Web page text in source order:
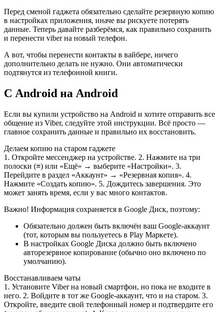
Перед сменой гаджета обязательно сделайте резервную копию
в настройках приложения, иначе вы рискуете потерять
данные. Теперь давайте разберёмся, как правильно сохранить
и перенести viber на новый телефон.
А вот, чтобы перенести контакты в вайбере, ничего
дополнительно делать не нужно. Они автоматически
подтянутся из телефонной книги.
С Android на Android
Если вы купили устройство на Android и хотите отправить все
общение из Viber, следуйте этой инструкции. Всё просто —
главное сохранить данные и правильно их восстановить.
Делаем копию на старом гаджете
1. Откройте мессенджер на устройстве. 2. Нажмите на три
полоски (≡) или «Ещё» → выберите «Настройки». 3.
Перейдите в раздел «Аккаунт» → «Резервная копия». 4.
Нажмите «Создать копию». 5. Дождитесь завершения. Это
может занять время, если у вас много контактов.
Важно! Информация сохраняется в Google Диск, поэтому:
Обязательно должен быть включён ваш Google-аккаунт
(тот, которым вы пользуетесь в Play Маркете).
В настройках Google Диска должно быть включено
авторезервное копирование (обычно оно включено по
умолчанию).
Восстанавливаем чаты
1. Установите Viber на новый смартфон, но пока не входите в
него. 2. Войдите в тот же Google-аккаунт, что и на старом. 3.
Откройте, введите свой телефонный номер и подтвердите его